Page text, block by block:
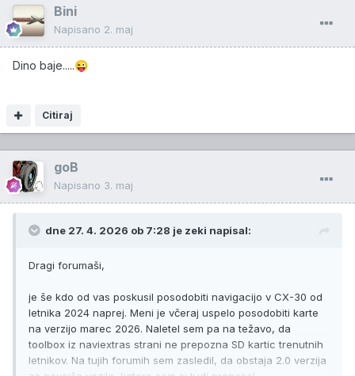
Bini
Napisano 2. maj
Dino baje.....😜
Citiraj
goB
Napisano 3. maj
dne 27. 4. 2026 ob 7:28 je zeki napisal:
Dragi forumaši,
je še kdo od vas poskusil posodobiti navigacijo v CX-30 od
letnika 2024 naprej. Meni je včeraj uspelo posodobiti karte
na verzijo marec 2026. Naletel sem pa na težavo, da
toolbox iz naviextras strani ne prepozna SD kartic trenutnih
letnikov. Na tujih forumih sem zasledil, da obstaja 2.0 verzija